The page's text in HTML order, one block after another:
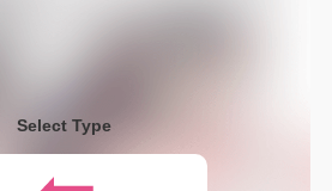
Select Type